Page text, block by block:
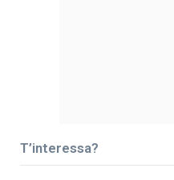
T’interessa?